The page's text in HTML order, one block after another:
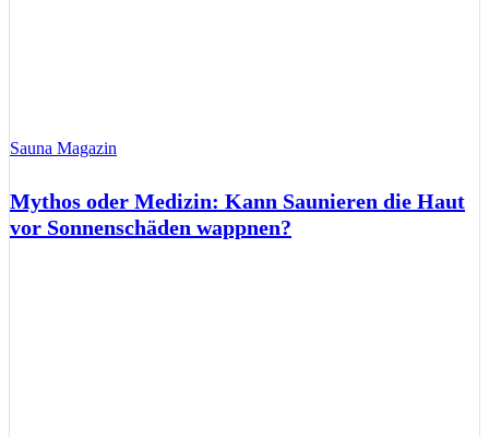
Sauna Magazin
Mythos oder Medizin: Kann Saunieren die Haut
vor Sonnenschäden wappnen?